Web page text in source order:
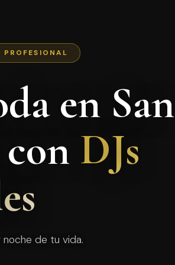
en San
DJs
noche de tu vida.